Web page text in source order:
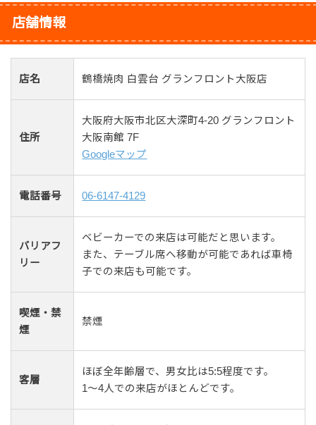
店舗情報
店名 鶴橋焼肉 白雲台 グランフロント大阪店
住所
大阪府大阪市北区大深町4-20 グランフロント
大阪南館 7F
Googleマップ
電話番号 06-6147-4129
バリアフ
リー
ベビーカーでの来店は可能だと思います。
また、テーブル席へ移動が可能であれば車椅
子での来店も可能です。
喫煙・禁
煙
禁煙
客層
ほぼ全年齢層で、男女比は5:5程度です。
1〜4人での来店がほとんどです。